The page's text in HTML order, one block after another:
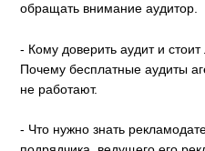
обращать внимание аудитор.
- Кому доверить аудит и
Почему бесплатные аудиты
не работают.
- Что нужно знать